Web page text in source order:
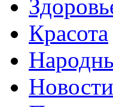
Красота
Новости